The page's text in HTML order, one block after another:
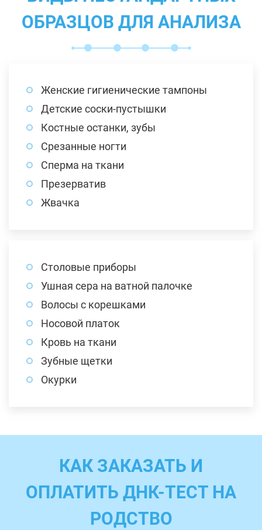
ОБРАЗЦОВ ДЛЯ АНАЛИЗА
Женские гигиенические тампоны
Детские соски-пустышки
Костные останки, зубы
Срезанные ногти
Сперма на ткани
Презерватив
Жвачка
Столовые приборы
Ушная сера на ватной палочке
Волосы с корешками
Носовой платок
Кровь на ткани
Зубные щетки
Окурки
КАК ЗАКАЗАТЬ И
ОПЛАТИТЬ ДНК-ТЕСТ НА
РОДСТВО